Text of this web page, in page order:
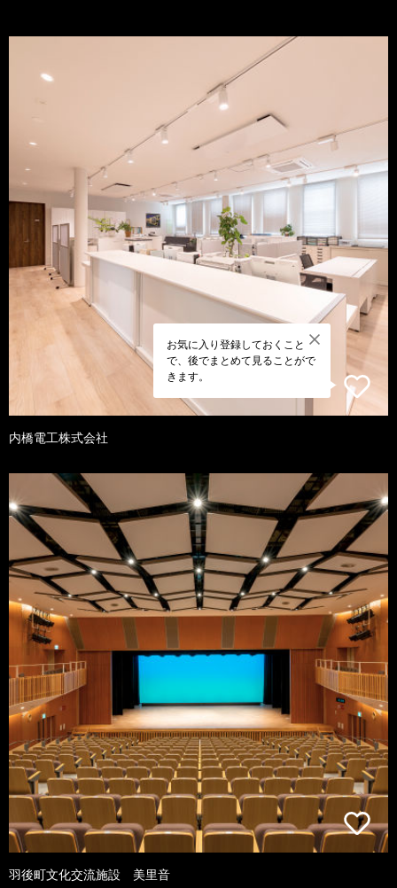
お気に入り登録しておくこと
で、後でまとめて見ることがで
きます。
内橋電工株式会社
羽後町文化交流施設 美里音